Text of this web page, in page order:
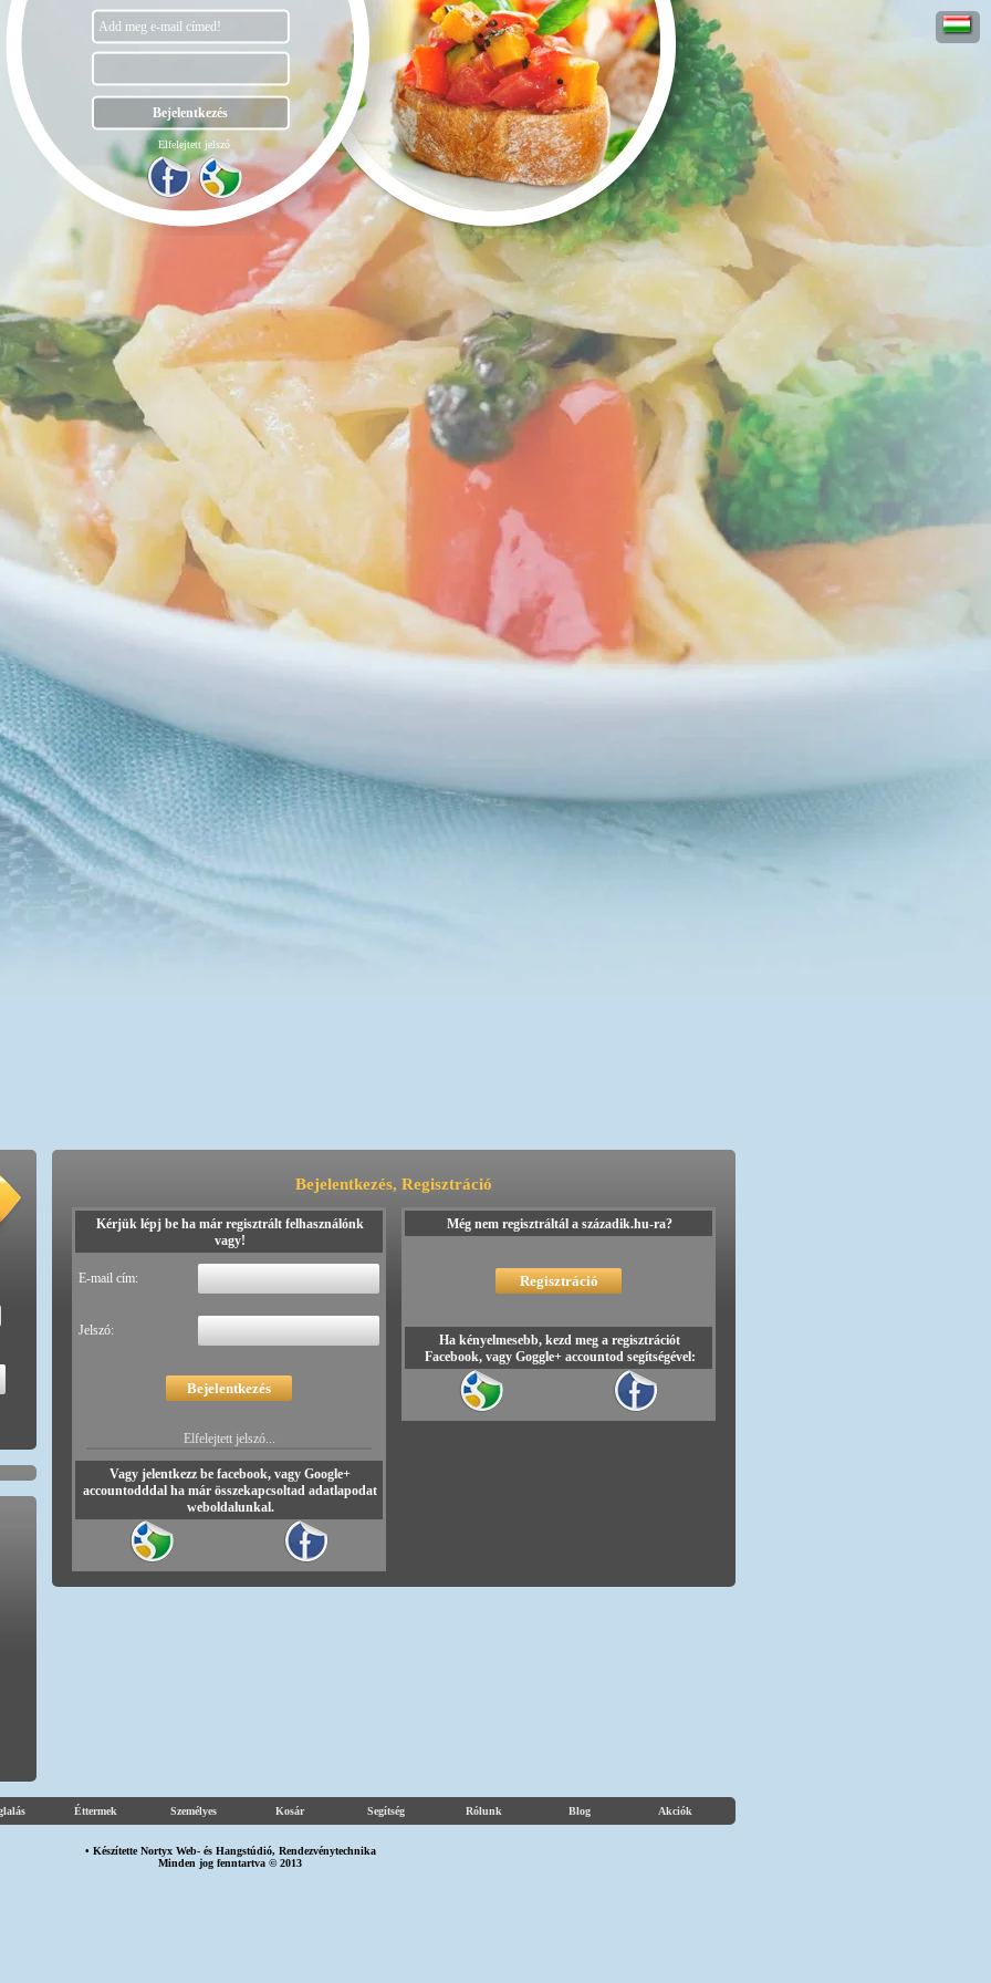
Elfelejtett jelszó
Bejelentkezés, Regisztráció
Kérjük lépj be ha már regisztrált felhasználónk
vagy!
E-mail cím:
Jelszó:
Elfelejtett jelszó...
Vagy jelentkezz be facebook, vagy Google+
accountodddal ha már összekapcsoltad adatlapodat
weboldalunkal.
Még nem regisztráltál a századik.hu-ra?
Ha kényelmesebb, kezd meg a regisztrációt
Facebook, vagy Goggle+ accountod segítségével:
Éttermek Személyes Kosár Segítség Rólunk Blog Akciók
• KészítetteNortyx Web-és Hangstúdió, Rendezvénytechnika
Minden jog fenntartva © 2013